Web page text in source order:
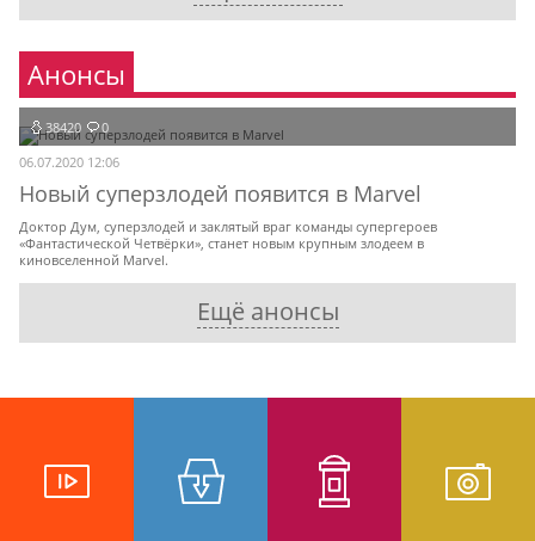
Анонсы
38420 0
06.07.2020 12:06
Новый суперзлодей появится в Marvel
Доктор Дум, суперзлодей и заклятый враг команды супергероев
«Фантастической Четвёрки», станет новым крупным злодеем в
киновселенной Marvel.
Ещё анонсы